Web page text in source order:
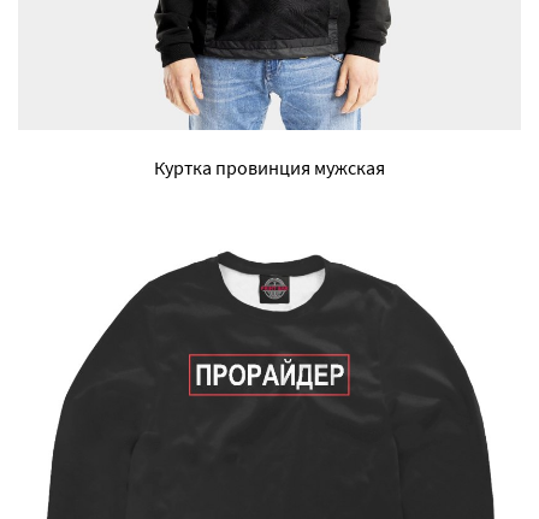
Куртка провинция мужская